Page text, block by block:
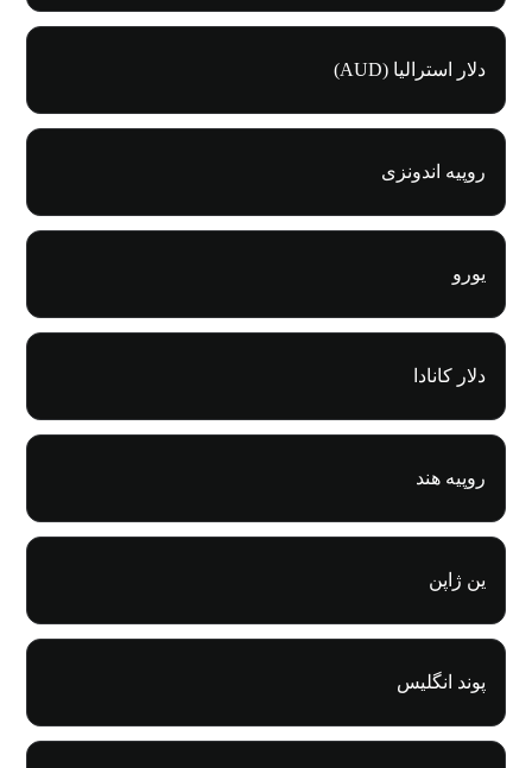
دلار استرالیا (AUD)
روپیه اندونزی
یورو
دلار کانادا
روپیه هند
ین ژاپن
پوند انگلیس